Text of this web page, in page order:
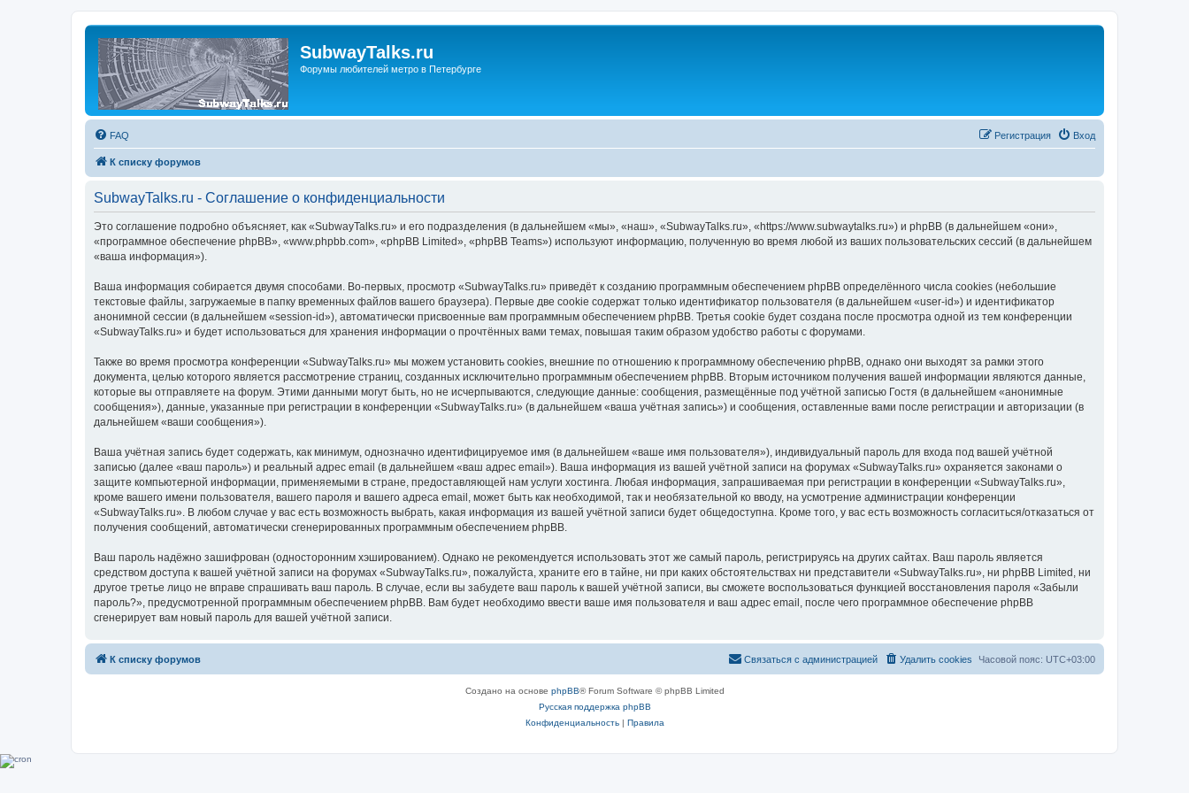
SubwayTalks.ru
Форумы любителей метро в Петербурге
FAQ Вход
Регистрация
К списку форумов
SubwayTalks.ru - Соглашение о конфиденциальности
Это соглашение подробно объясняет, как «SubwayTalks.ru» и его подразделения (в дальнейшем «мы», «наш», «SubwayTalks.ru», «https://www.subwaytalks.ru») и phpBB (в дальнейшем «они»,
«программное обеспечение phpBB», «www.phpbb.com», «phpBB Limited», «phpBB Teams») используют информацию, полученную во время любой из ваших пользовательских сессий (в дальнейшем
«ваша информация»).
Ваша информация собирается двумя способами. Во-первых, просмотр «SubwayTalks.ru» приведёт к созданию программным обеспечением phpBB определённого числа cookies (небольшие
текстовые файлы, загружаемые в папку временных файлов вашего браузера). Первые две cookie содержат только идентификатор пользователя (в дальнейшем «user-id») и идентификатор
анонимной сессии (в дальнейшем «session-id»), автоматически присвоенные вам программным обеспечением phpBB. Третья cookie будет создана после просмотра одной из тем конференции
«SubwayTalks.ru» и будет использоваться для хранения информации о прочтённых вами темах, повышая таким образом удобство работы с форумами.
Также во время просмотра конференции «SubwayTalks.ru» мы можем установить cookies, внешние по отношению к программному обеспечению phpBB, однако они выходят за рамки этого
документа, целью которого является рассмотрение страниц, созданных исключительно программным обеспечением phpBB. Вторым источником получения вашей информации являются данные,
которые вы отправляете на форум. Этими данными могут быть, но не исчерпываются, следующие данные: сообщения, размещённые под учётной записью Гостя (в дальнейшем «анонимные
сообщения»), данные, указанные при регистрации в конференции «SubwayTalks.ru» (в дальнейшем «ваша учётная запись») и сообщения, оставленные вами после регистрации и авторизации (в
дальнейшем «ваши сообщения»).
Ваша учётная запись будет содержать, как минимум, однозначно идентифицируемое имя (в дальнейшем «ваше имя пользователя»), индивидуальный пароль для входа под вашей учётной
записью (далее «ваш пароль») и реальный адрес email (в дальнейшем «ваш адрес email»). Ваша информация из вашей учётной записи на форумах «SubwayTalks.ru» охраняется законами о
защите компьютерной информации, применяемыми в стране, предоставляющей нам услуги хостинга. Любая информация, запрашиваемая при регистрации в конференции «SubwayTalks.ru»,
кроме вашего имени пользователя, вашего пароля и вашего адреса email, может быть как необходимой, так и необязательной ко вводу, на усмотрение администрации конференции
«SubwayTalks.ru». В любом случае у вас есть возможность выбрать, какая информация из вашей учётной записи будет общедоступна. Кроме того, у вас есть возможность согласиться/отказаться от
получения сообщений, автоматически сгенерированных программным обеспечением phpBB.
Ваш пароль надёжно зашифрован (односторонним хэшированием). Однако не рекомендуется использовать этот же самый пароль, регистрируясь на других сайтах. Ваш пароль является
средством доступа к вашей учётной записи на форумах «SubwayTalks.ru», пожалуйста, храните его в тайне, ни при каких обстоятельствах ни представители «SubwayTalks.ru», ни phpBB Limited, ни
другое третье лицо не вправе спрашивать ваш пароль. В случае, если вы забудете ваш пароль к вашей учётной записи, вы сможете воспользоваться функцией восстановления пароля «Забыли
пароль?», предусмотренной программным обеспечением phpBB. Вам будет необходимо ввести ваше имя пользователя и ваш адрес email, после чего программное обеспечение phpBB
сгенерирует вам новый пароль для вашей учётной записи.
К списку форумов Часовой пояс: UTC+03:00
Удалить cookies
Связаться с администрацией
Создано на основе phpBB® Forum Software © phpBB Limited
Русская поддержка phpBB
Конфиденциальность| Правила